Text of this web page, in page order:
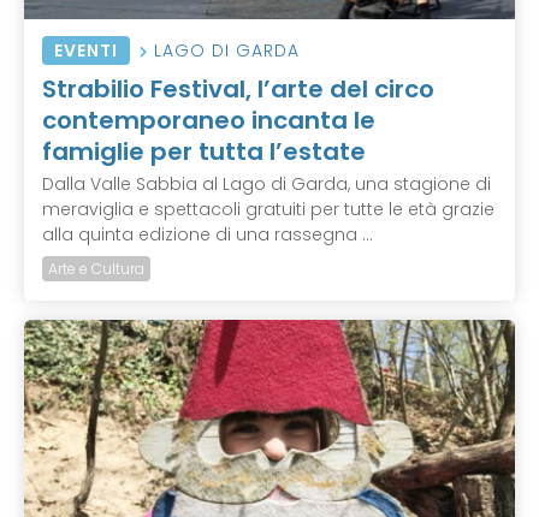
EVENTI LAGO DI GARDA
Strabilio Festival, l’arte del circo
contemporaneo incanta le
famiglie per tutta l’estate
Dalla Valle Sabbia al Lago di Garda, una stagione di
meraviglia e spettacoli gratuiti per tutte le età grazie
alla quinta edizione di una rassegna ...
Arte e Cultura